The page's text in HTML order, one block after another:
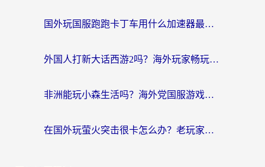
国外玩国服跑跑卡丁车用什么加速器最好？2026真实玩家亲测避坑指南
外国人打新大话西游2吗？海外玩家畅玩国服游戏的终极加速器指南
非洲能玩小森生活吗？海外党国服游戏加速器终极指南（附阿根廷CF手游帕斯卡契约解决方案）
在国外玩萤火突击很卡怎么办？老玩家亲测有效的加速器选择指南